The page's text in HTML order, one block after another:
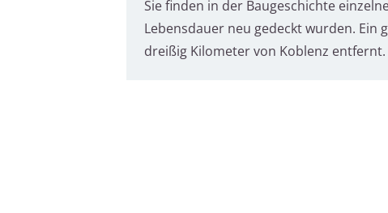
Sie finden in der Baugeschichte
Lebensdauer neu gedeckt wurden. Ein
dreißig Kilometer von Koblenz entfernt.